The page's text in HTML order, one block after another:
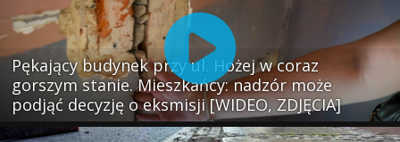
Pękający budynek przy ul. Hożej w coraz
gorszym stanie. Mieszkańcy: nadzór może
podjąć decyzję o eksmisji [WIDEO, ZDJĘCIA]